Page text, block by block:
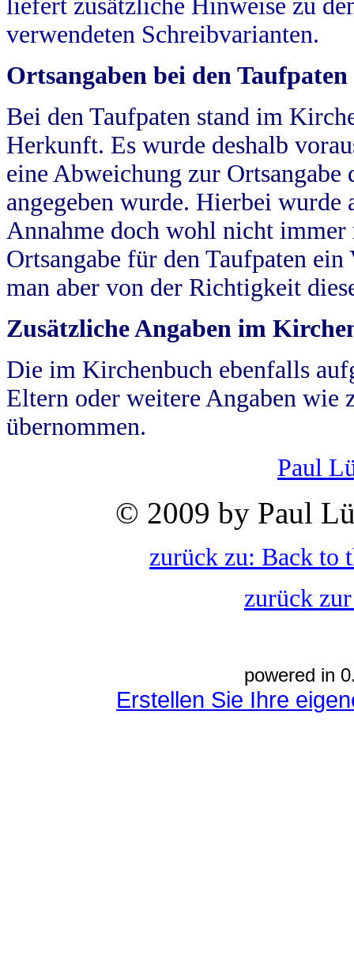
liefert zusätzliche Hinweise zu
verwendeten Schreibvarianten.
Ortsangaben bei den Taufpaten
Bei den Taufpaten stand im
Herkunft. Es wurde deshalb
eine Abweichung zur
angegeben wurde. Hierbei wurde
Annahme doch wohl nicht
Ortsangabe für den Taufpaten
man aber von der Richtigkeit
Zusätzliche Angaben im
Die im Kirchenbuch ebenfalls
Eltern oder weitere Angaben wie
übernommen.
Paul
© 2009 by Paul
zurück zu: Back to
zurück
powered in
Erstellen Sie Ihre